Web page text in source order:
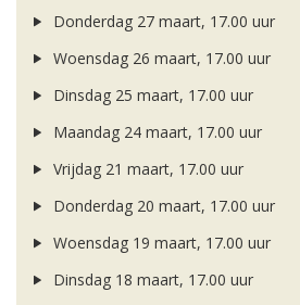
Donderdag 27 maart, 17.00 uur
Woensdag 26 maart, 17.00 uur
Dinsdag 25 maart, 17.00 uur
Maandag 24 maart, 17.00 uur
Vrijdag 21 maart, 17.00 uur
Donderdag 20 maart, 17.00 uur
Woensdag 19 maart, 17.00 uur
Dinsdag 18 maart, 17.00 uur